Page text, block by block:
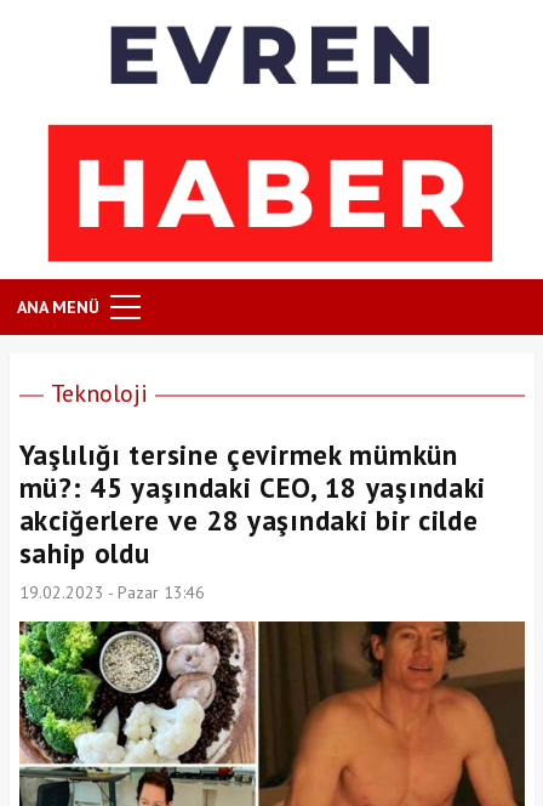
ANA MENÜ
Teknoloji
Yaşlılığı tersine çevirmek mümkün
mü?: 45 yaşındaki CEO, 18 yaşındaki
akciğerlere ve 28 yaşındaki bir cilde
sahip oldu
19.02.2023 - Pazar 13:46